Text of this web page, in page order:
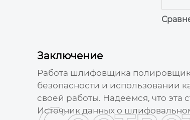
Заключение
Работа шлифовщика
безопасности и использовании
своей работы. Надеемся, что эта
Источник данных о